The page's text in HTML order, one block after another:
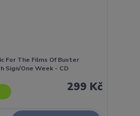
For The Films Of Buster
Sign/One Week - CD
299 Kč